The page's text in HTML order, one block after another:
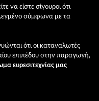
να είστε σίγουροι ότι
σύμφωνα με τα
ότι οι καταναλωτές
επιπέδου στην παραγωγή,
ευρεσιτεχνίας μας